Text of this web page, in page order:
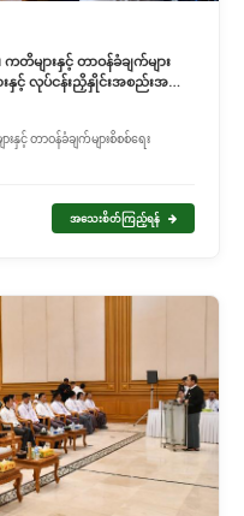
များနှင့် တာဝန်ခံချက်များ
နှင့် လုပ်ငန်းညှိနှိုင်းအစည်းအဝေး
င့် တာဝန်ခံချက်များစိစစ်ရေး
အသေးစိတ်ကြည့်ရန်